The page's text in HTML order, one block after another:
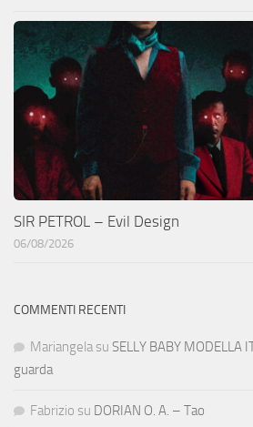
SIR PETROL – Evil Design
06/08/2026
COMMENTI RECENTI
Mariangela su SELLY BABY MODELLA
guarda
Fabrizio su DORIAN O. A. – Tao